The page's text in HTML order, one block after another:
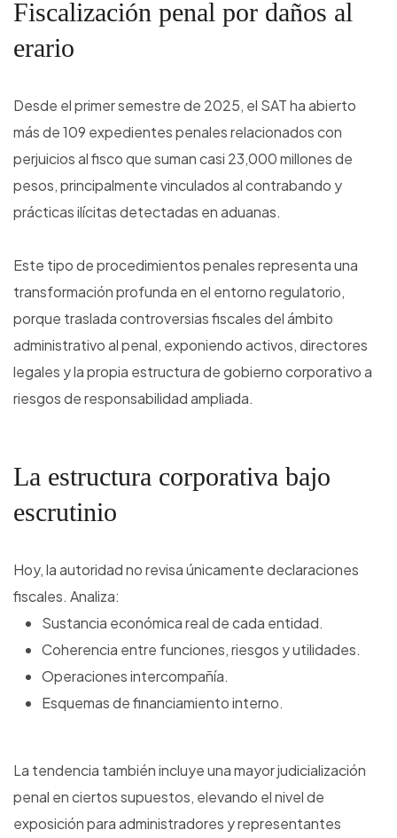
Fiscalización penal por daños al
erario
Desde el primer semestre de 2025, el SAT ha abierto
más de 109 expedientes penales relacionados con
perjuicios al fisco que suman casi 23,000 millones de
pesos, principalmente vinculados al contrabando y
prácticas ilícitas detectadas en aduanas.
Este tipo de procedimientos penales representa una
transformación profunda en el entorno regulatorio,
porque traslada controversias fiscales del ámbito
administrativo al penal, exponiendo activos, directores
legales y la propia estructura de gobierno corporativo a
riesgos de responsabilidad ampliada.
La estructura corporativa bajo
escrutinio
Hoy, la autoridad no revisa únicamente declaraciones
fiscales. Analiza:
Sustancia económica real de cada entidad.
Coherencia entre funciones, riesgos y utilidades.
Operaciones intercompañía.
Esquemas de financiamiento interno.
La tendencia también incluye una mayor judicialización
penal en ciertos supuestos, elevando el nivel de
exposición para administradores y representantes